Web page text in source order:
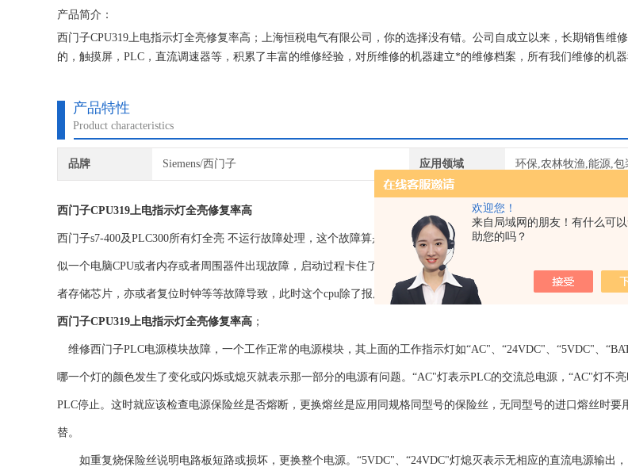
欢迎您！
来自局域网的朋友！有什么可
助您的吗？
产品简介：
西门子CPU319上电指示灯全亮修复率高；上海恒税电气有限公司，你的选择没有错。公司自成立以来，长期销售维
的，触摸屏，PLC，直流调速器等，积累了丰富的维修经验，对所维修的机器建立*的维修档案，所有我们维修的机
产品特性
Product characteristics
品牌 Siemens/西门子 应用领域 环保,农林牧渔,能源,包
西门子CPU319上电指示灯全亮修复率高
西门子s7-400及PLC300所有灯全亮 不运行故障处理，这个故障算是cpu出现比较高的故障，这个故障专业术语称作不
似一个电脑CPU或者内存或者周围器件出现故障，启动过程卡住了，灯全亮，没法正常启动。这个故障显现99%以上
者存储芯片，亦或者复位时钟等等故障导致，此时这个cpu除了报废就是选择维修了。
西门子CPU319上电指示灯全亮修复率高 ；
维修西门子PLC电源模块故障，一个工作正常的电源模块，其上面的工作指示灯如“AC"、“24VDC"、“5VDC"、
哪一个灯的颜色发生了变化或闪烁或熄灭就表示那一部分的电源有问题。“AC"灯表示PLC的交流总电源，“AC"灯不
PLC停止。这时就应该检查电源保险丝是否熔断，更换熔丝是应用同规格同型号的保险丝，无同型号的进口熔丝时要
替。
如重复烧保险丝说明电路板短路或损坏，更换整个电源。“5VDC"、“24VDC"灯熄灭表示无相应的直流电源输出